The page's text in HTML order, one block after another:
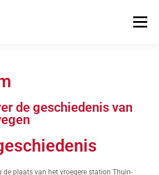
Menu
de geschiedenis van
de plaats van het vroegere station Thuin-